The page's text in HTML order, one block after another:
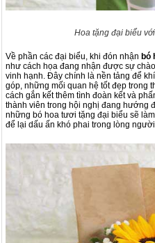
Hoa tặng đại biểu
Về phần các đại biểu, khi đón nhận bó
như cách họa đang nhận được sự
vinh hạnh. Đây chính là nền tảng để
góp, những mối quan hệ tốt đẹp trong
cách gắn kết thêm tình đoàn kết và
thành viên trong hội nghị đang hướng
những bó hoa tươi tặng đại biểu sẽ
để lại dấu ấn khó phai trong lòng người